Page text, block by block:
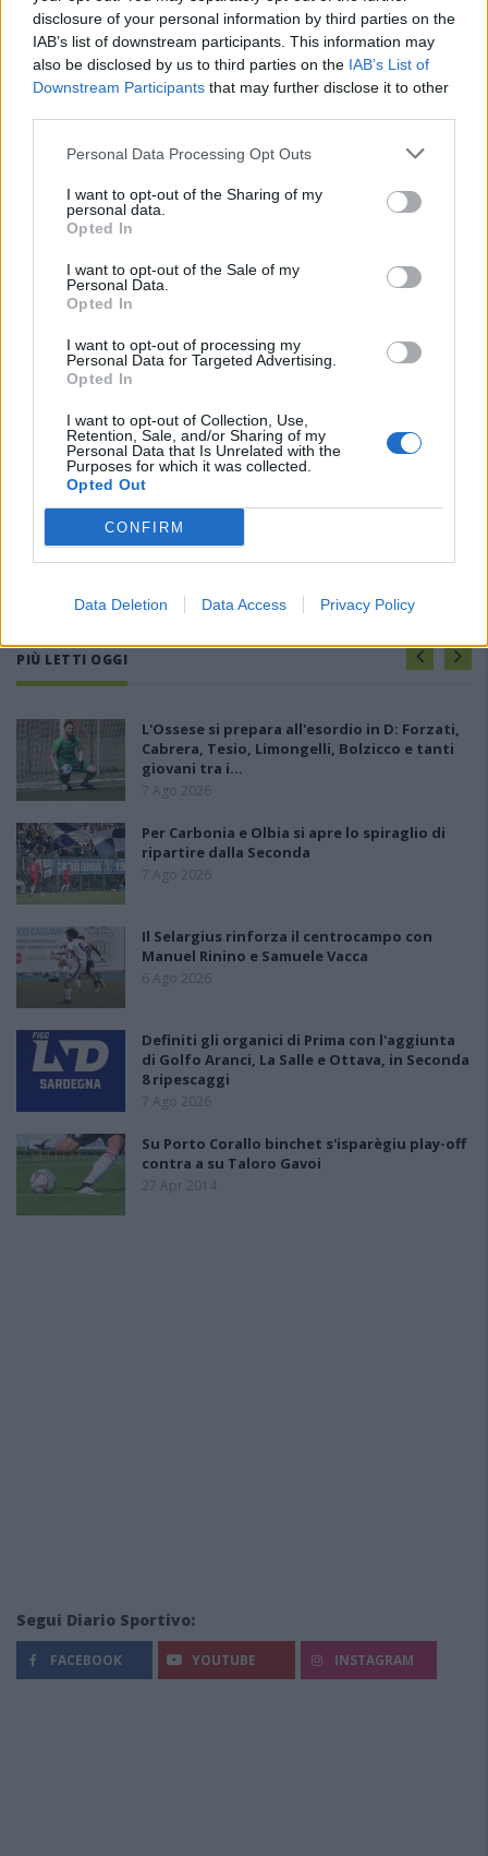
disclosure of your personal information by third parties on the
IAB’s list of downstream participants. This information may
also be disclosed by us to third parties on the IAB’s List of
Downstream Participants that may further disclose it to other
Personal Data Processing Opt Outs
I want to opt-out of the Sharing of my
personal data.
Opted In
I want to opt-out of the Sale of my
Personal Data.
Opted In
I want to opt-out of processing my
Personal Data for Targeted Advertising.
Opted In
I want to opt-out of Collection, Use,
Retention, Sale, and/or Sharing of my
Personal Data that Is Unrelated with the
Purposes for which it was collected.
Opted Out
CONFIRM
Data Deletion Data Access Privacy Policy
PIÙ LETTI OGGI
L'Ossese si prepara all'esordio in D: Forzati,
Cabrera, Tesio, Limongelli, Bolzicco e tanti
giovani tra i…
7 Ago 2026
Per Carbonia e Olbia si apre lo spiraglio di
ripartire dalla Seconda
7 Ago 2026
Il Selargius rinforza il centrocampo con
Manuel Rinino e Samuele Vacca
6 Ago 2026
Definiti gli organici di Prima con l'aggiunta
di Golfo Aranci, La Salle e Ottava, in Seconda
8 ripescaggi
7 Ago 2026
Su Porto Corallo binchet s'isparègiu play-off
contra a su Taloro Gavoi
27 Apr 2014
Segui Diario Sportivo:
FACEBOOK YOUTUBE INSTAGRAM